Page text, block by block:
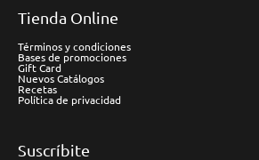
Tienda Online
Términos y condiciones
Bases de promociones
Gift Card
Nuevos Catálogos
Recetas
Política de privacidad
Suscríbite